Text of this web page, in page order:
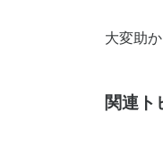
大変助
関連ト